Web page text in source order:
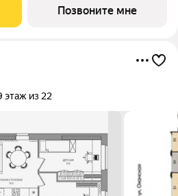
и ощущением спокойствия.
Позвоните мне
этаж из 22